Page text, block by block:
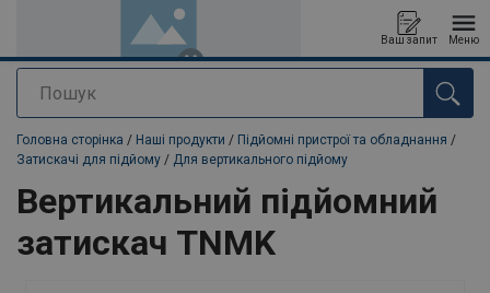
Пошук
Ваш запит Меню
added to your quote
Головна сторінка / Наші продукти / Підйомні пристрої та обладнання /
Затискачі для підйому / Для вертикального підйому
Вертикальний підйомний
затискач TNMK